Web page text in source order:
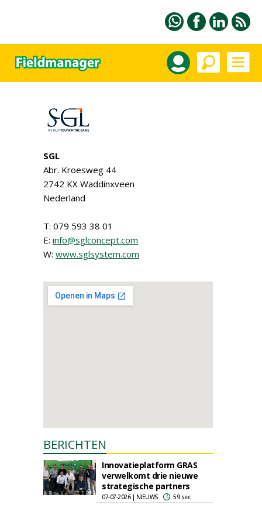
SGL
Abr. Kroesweg 44
2742 KX Waddinxveen
Nederland
T: 079 593 38 01
E: info@sglconcept.com
W: www.sglsystem.com
BERICHTEN
Innovatieplatform GRAS
verwelkomt drie nieuwe
strategische partners
07-07-2026 | NIEUWS 59 sec